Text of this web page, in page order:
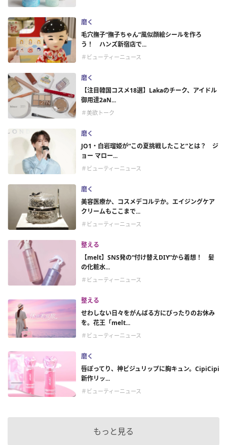
磨く
毛穴撫子“撫子ちゃん”風似顔絵シールを作ろ
う！ ハンズ新宿店で...
＃ビューティーニュース
磨く
【注目韓国コスメ18選】Lakaのチーク、アイドル
御用達2aN...
＃美欲トーク
磨く
JO1・白岩瑠姫が“この夏挑戦したこと”とは？ ジ
ョー マロー...
＃ビューティーニュース
磨く
美容医療か、コスメデコルテか。エイジングケア
クリームもここまで...
＃ビューティーニュース
整える
【melt】SNS発の“付け替えDIY”から着想！ 髪
の化粧水...
＃ビューティーニュース
整える
せわしない日々をがんばる方にぴったりのお休み
を。花王「melt...
＃ビューティーニュース
磨く
唇ぽってり、神ビジュリップに胸キュン。CipiCipi
新作リッ...
＃ビューティーニュース
もっと見る